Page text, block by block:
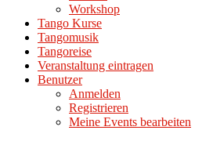
Workshop
Tango Kurse
Tangomusik
Tangoreise
Veranstaltung eintragen
Benutzer
Anmelden
Registrieren
Meine Events bearbeiten